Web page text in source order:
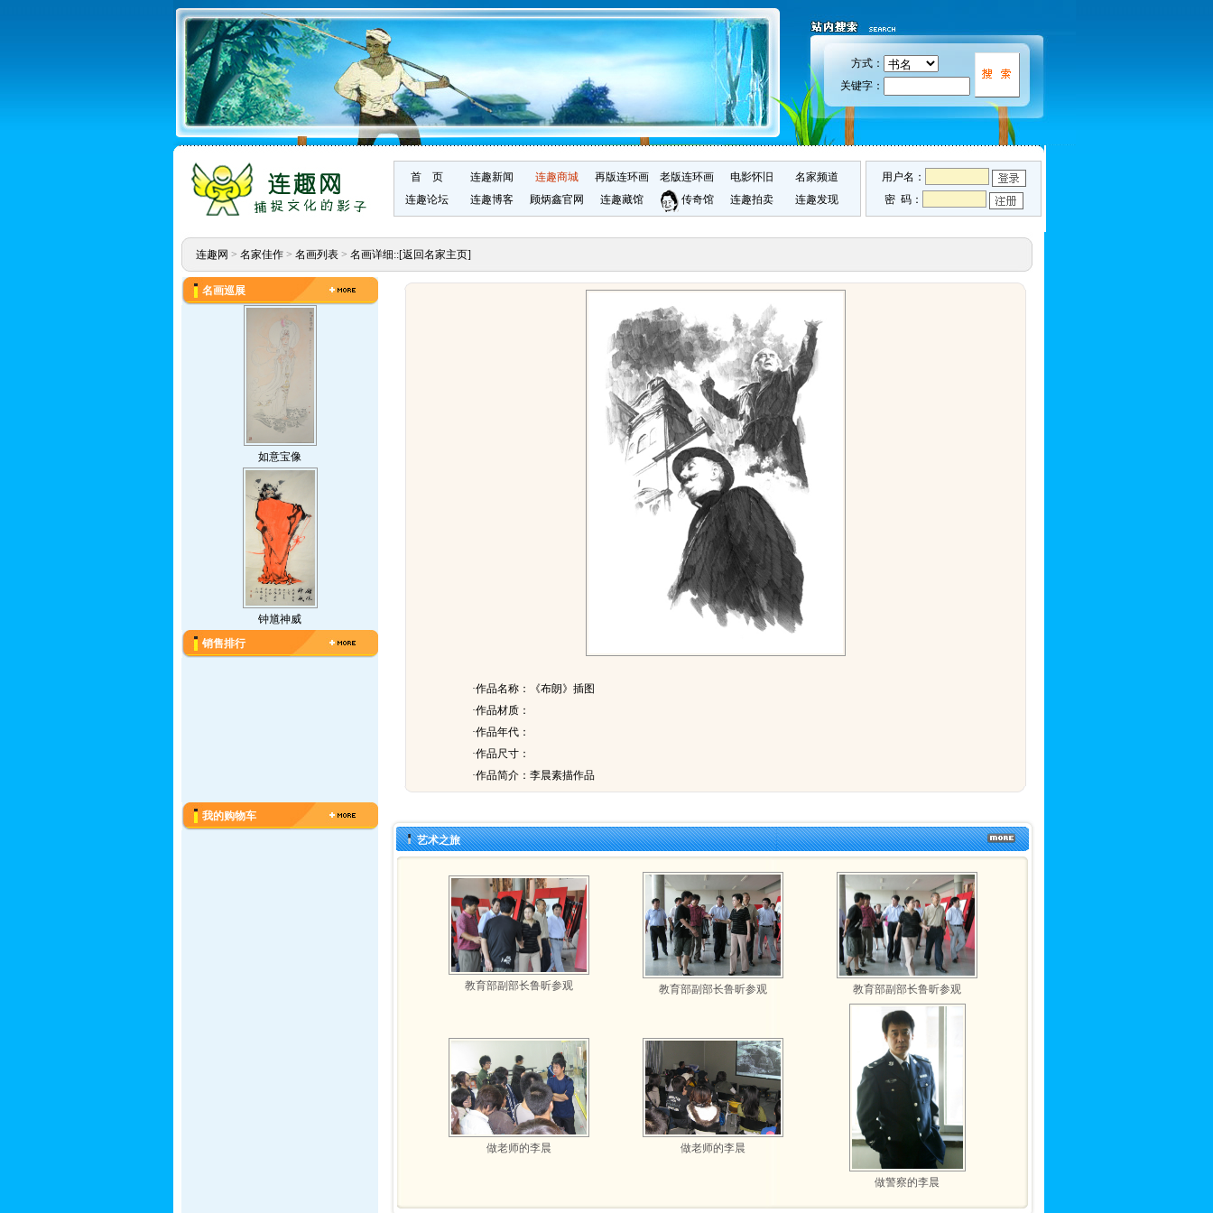
方式：
关键字：
首 页 连趣新闻 连趣商城 再版连环画 老版连环画 电影怀旧
名家频道
连趣论坛
连趣博客 顾炳鑫官网 连趣藏馆 传奇馆 连趣拍卖 连趣发现
用户名：
密 码：
连趣网 > 名家佳作> 名画列表> 名画详细::[返回名家主页]
名画巡展
如意宝像
钟馗神威
销售排行
我的购物车
·作品名称：《布朗》插图
·作品材质：
·作品年代：
·作品尺寸：
·作品简介： 李晨素描作品
艺术之旅
教育部副部长鲁昕参观 教育部副部长鲁昕参观 教育部副部长鲁昕参观
做老师的李晨 做老师的李晨
做警察的李晨